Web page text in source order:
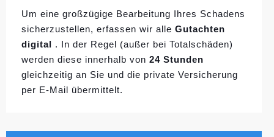
Um eine großzügige Bearbeitung Ihres Schadens
sicherzustellen, erfassen wir alle Gutachten
digital . In der Regel (außer bei Totalschäden)
werden diese innerhalb von 24 Stunden
gleichzeitig an Sie und die private Versicherung
per E-Mail übermittelt.